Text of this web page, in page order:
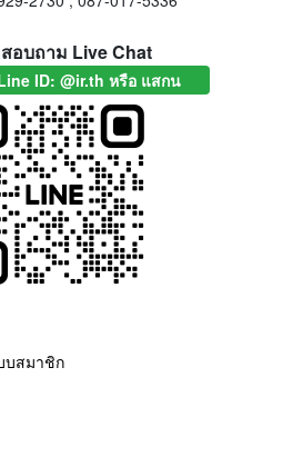
อบถาม Live Chat
ID: @ir.th หรือ แสกน
บสมาชิก